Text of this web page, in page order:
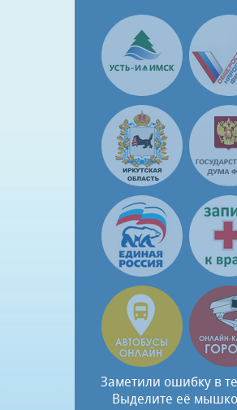
Заметили ошибку в
Выделите её